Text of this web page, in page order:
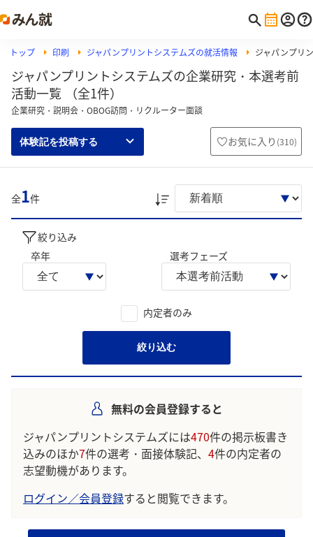
トップ 印刷 ジャパンプリントシステムズの就活情報 ジャパンプリ
ジャパンプリントシステムズの企業研究・本選考前
活動一覧 （全1件）
企業研究・説明会・OBOG訪問・リクルーター面談
体験記を投稿する お気に入り (310)
全1件
絞り込み
卒年
選考フェーズ
内定者のみ
絞り込む
無料の会員登録すると
ジャパンプリントシステムズには470件の掲示板書き
込みのほか7件の選考・面接体験記、 4件の内定者の
志望動機があります。
ログイン／会員登録すると閲覧できます。